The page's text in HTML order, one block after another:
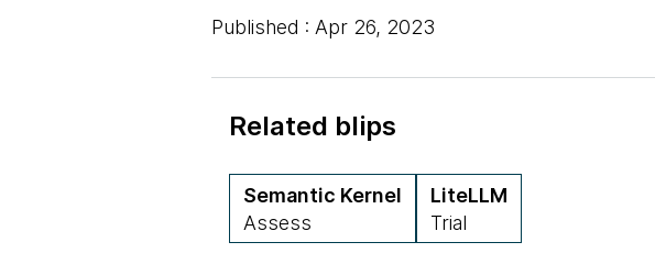
Published : Apr 26, 2023
Related blips
Semantic Kernel
Assess
LiteLLM
Trial